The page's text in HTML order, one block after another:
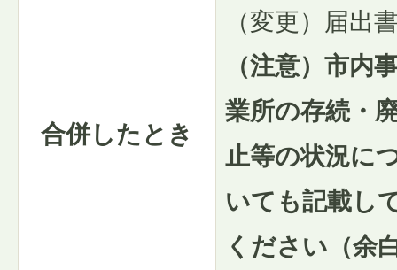
合併したとき
（変更）届出
（注意）市内
業所の存続・
止等の状況に
いても記載し
ください（余